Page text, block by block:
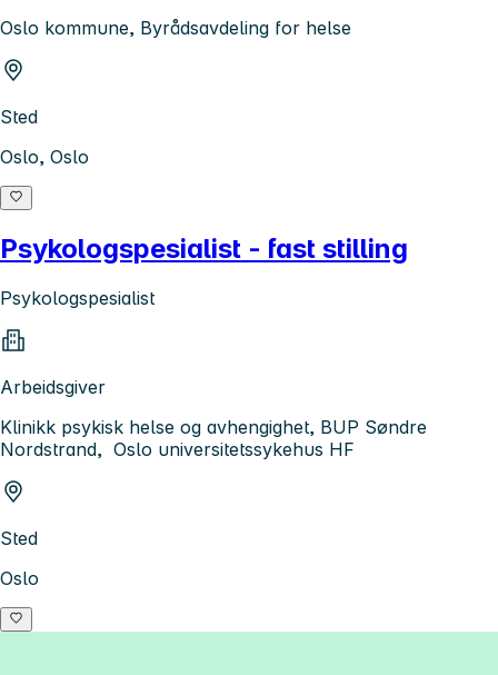
Oslo kommune, Byrådsavdeling for helse
Sted
Oslo, Oslo
Psykologspesialist - fast stilling
Psykologspesialist
Arbeidsgiver
Klinikk psykisk helse og avhengighet, BUP Søndre
Nordstrand, Oslo universitetssykehus HF
Sted
Oslo